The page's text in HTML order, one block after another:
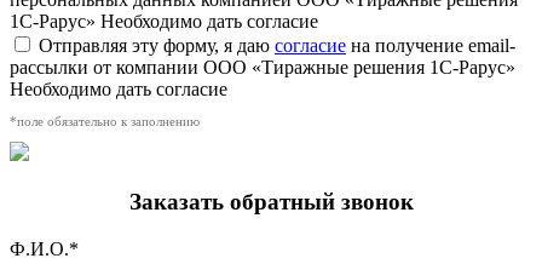
1С-Рарус» Необходимо дать согласие
Отправляя эту форму, я даю согласие на получение email-
рассылки от компании ООО «Тиражные решения 1С-Рарус»
Необходимо дать согласие
*поле обязательно к заполнению
Заказать обратный звонок
Ф.И.О.*